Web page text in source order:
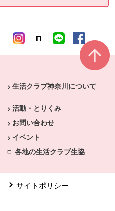
生活クラブ神奈川について
活動・とりくみ
お問い合わせ
イベント
各地の生活クラブ生協
サイトポリシー